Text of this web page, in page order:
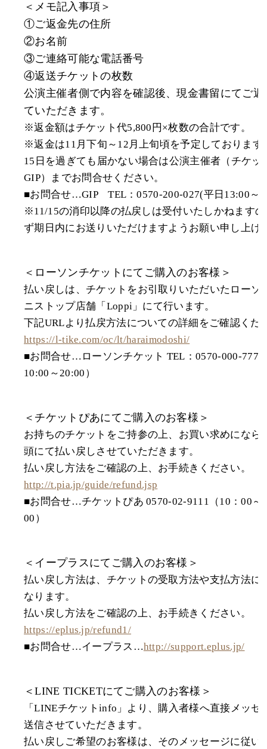
＜メモ記入事項＞
①ご返金先の住所
②お名前
③ご連絡可能な電話番号
④返送チケットの枚数
公演主催者側で内容を確認後、現金書留にてご返
ていただきます。
※返金額はチケット代5,800円×枚数の合計です。
※返金は11月下旬～12月上旬頃を予定しております
15日を過ぎても届かない場合は公演主催者（チケッ
GIP）までお問合せください。
■お問合せ…GIP TEL：0570-200-027(平日13:00～
※11/15の消印以降の払戻しは受付いたしかねます
ず期日内にお送りいただけますようお願い申し上げ
＜ローソンチケットにてご購入のお客様＞
払い戻しは、チケットをお引取りいただいたローソ
ニストップ店舗「Loppi」にて行います。
下記URLより払戻方法についての詳細をご確認くだ
https://l-tike.com/oc/lt/haraimodoshi/
■お問合せ…ローソンチケット TEL：0570-000-777
10:00～20:00）
＜チケットぴあにてご購入のお客様＞
お持ちのチケットをご持参の上、お買い求めになら
頭にて払い戻しさせていただきます。
払い戻し方法をご確認の上、お手続きください。
http://t.pia.jp/guide/refund.jsp
■お問合せ…チケットぴあ 0570-02-9111（10：00～
00）
＜イープラスにてご購入のお客様＞
払い戻し方法は、チケットの受取方法や支払方法に
なります。
払い戻し方法をご確認の上、お手続きください。
https://eplus.jp/refund1/
■お問合せ…イープラス…http://support.eplus.jp/
＜LINE TICKETにてご購入のお客様＞
「LINEチケットinfo」より、購入者様へ直接メッセ
送信させていただきます。
払い戻しご希望のお客様は、そのメッセージに従い